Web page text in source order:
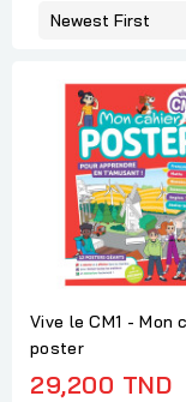
Newest First
Vive le CM1 - Mon
poster
29,200 TND